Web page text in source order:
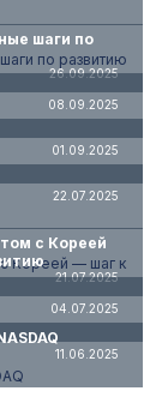
шаги по
26.09.2025
08.09.2025
01.09.2025
22.07.2025
с Кореей
21.07.2025
04.07.2025
11.06.2025